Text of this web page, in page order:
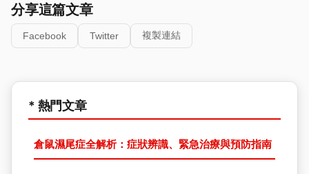
分享這篇文章
Facebook Twitter 複製連結
* 熱門文章
倉鼠濕尾症全解析：症狀辨識、緊急治療與預防指南